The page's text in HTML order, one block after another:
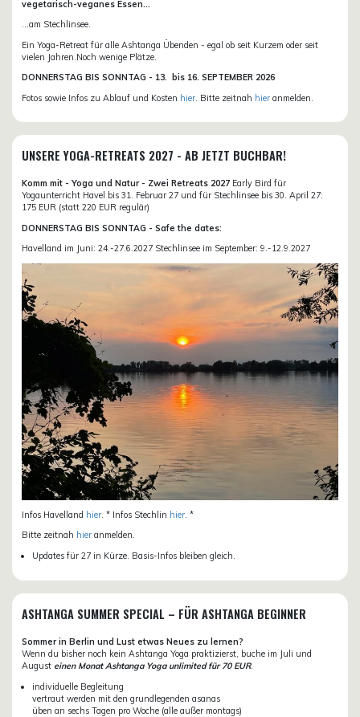
vegetarisch-veganes Essen...
...am Stechlinsee.
Ein Yoga-Retreat für alle Ashtanga Übenden - egal ob seit Kurzem oder seit
vielen Jahren.Noch wenige Plätze.
DONNERSTAG BIS SONNTAG - 13. bis 16. SEPTEMBER 2026
Fotos sowie Infos zu Ablauf und Kosten hier . Bitte zeitnah hier anmelden.
UNSERE YOGA-RETREATS 2027 - AB JETZT BUCHBAR!
Komm mit - Yoga und Natur - Zwei Retreats 2027 Early Bird für
Yogaunterricht Havel bis 31. Februar 27 und für Stechlinsee bis 30. April 27:
175 EUR (statt 220 EUR regulär)
DONNERSTAG BIS SONNTAG - Safe the dates:
Havelland im Juni: 24.-27.6.2027 Stechlinsee im September: 9.-12.9.2027
Infos Havelland hier . * Infos Stechlin hier . *
Bitte zeitnah hier anmelden.
Updates für 27 in Kürze. Basis-Infos bleiben gleich.
ASHTANGA SUMMER SPECIAL – FÜR ASHTANGA BEGINNER
Sommer in Berlin und Lust etwas Neues zu lernen?
Wenn du bisher noch kein Ashtanga Yoga praktizierst, buche im Juli und
August einen Monat Ashtanga Yoga unlimited für 70 EUR.
individuelle Begleitung
vertraut werden mit den grundlegenden asanas
üben an sechs Tagen pro Woche (alle außer montags)